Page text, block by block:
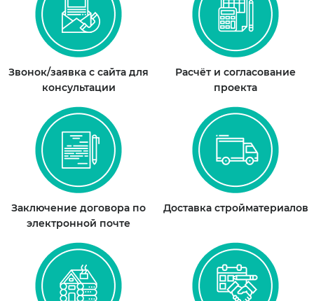
Звонок/заявка с сайта для
консультации
Расчёт и согласование
проекта
Заключение договора по
электронной почте
Доставка стройматериалов